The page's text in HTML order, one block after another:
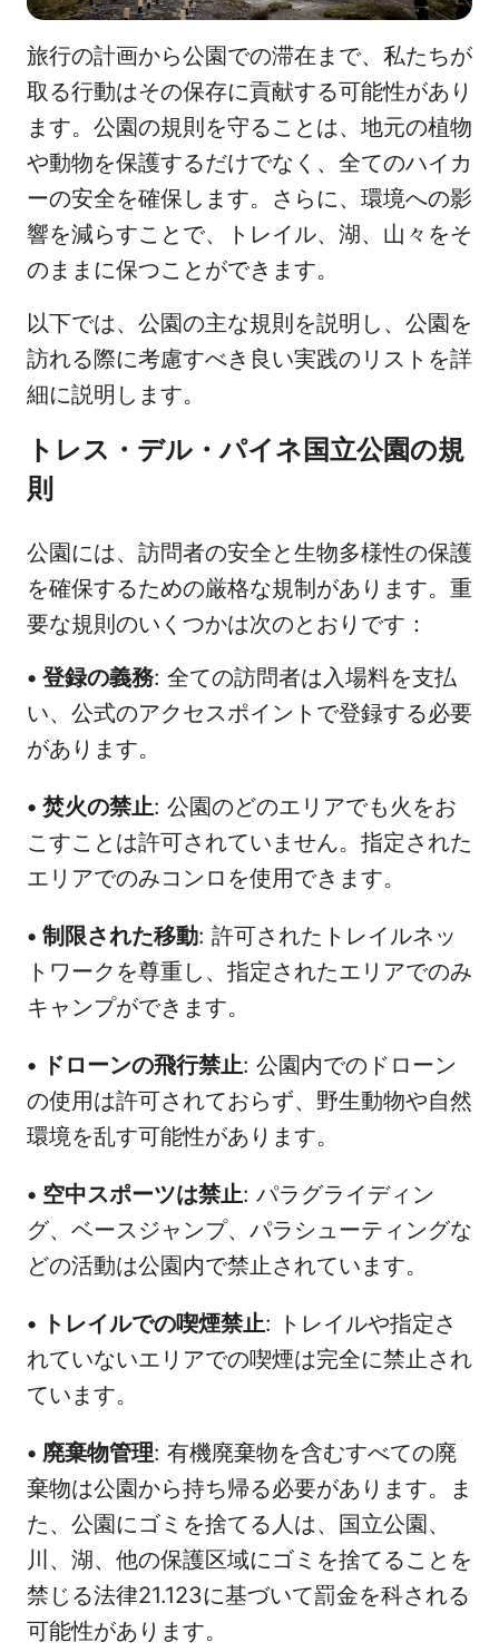
旅行の計画から公園での滞在まで、私たちが
取る行動はその保存に貢献する可能性があり
ます。公園の規則を守ることは、地元の植物
や動物を保護するだけでなく、全てのハイカ
ーの安全を確保します。さらに、環境への影
響を減らすことで、トレイル、湖、山々をそ
のままに保つことができます。
以下では、公園の主な規則を説明し、公園を
訪れる際に考慮すべき良い実践のリストを詳
細に説明します。
トレス・デル・パイネ国立公園の規
則
公園には、訪問者の安全と生物多様性の保護
を確保するための厳格な規制があります。重
要な規則のいくつかは次のとおりです：
• 登録の義務: 全ての訪問者は入場料を支払
い、公式のアクセスポイントで登録する必要
があります。
• 焚火の禁止: 公園のどのエリアでも火をお
こすことは許可されていません。指定された
エリアでのみコンロを使用できます。
• 制限された移動: 許可されたトレイルネッ
トワークを尊重し、指定されたエリアでのみ
キャンプができます。
• ドローンの飛行禁止: 公園内でのドローン
の使用は許可されておらず、野生動物や自然
環境を乱す可能性があります。
• 空中スポーツは禁止: パラグライディン
グ、ベースジャンプ、パラシューティングな
どの活動は公園内で禁止されています。
• トレイルでの喫煙禁止: トレイルや指定さ
れていないエリアでの喫煙は完全に禁止され
ています。
• 廃棄物管理: 有機廃棄物を含むすべての廃
棄物は公園から持ち帰る必要があります。ま
た、公園にゴミを捨てる人は、国立公園、
川、湖、他の保護区域にゴミを捨てることを
禁じる法律21.123に基づいて罰金を科される
可能性があります。